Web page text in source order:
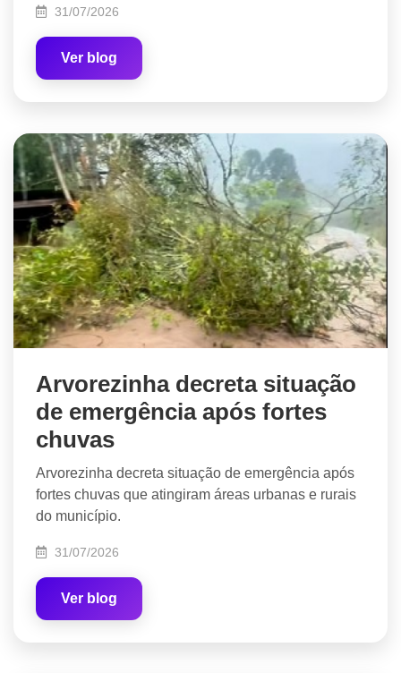
31/07/2026
Ver blog
Arvorezinha decreta situação
de emergência após fortes
chuvas
Arvorezinha decreta situação de emergência após
fortes chuvas que atingiram áreas urbanas e rurais
do município.
31/07/2026
Ver blog